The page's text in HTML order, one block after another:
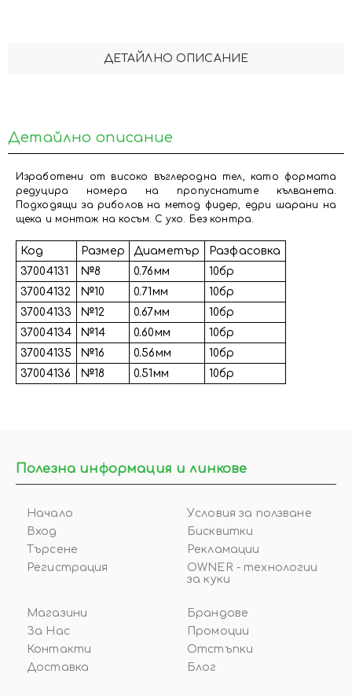
ДЕТАЙЛНО ОПИСАНИЕ
Детайлно описание
Изработени от високо въглеродна тел, като формата
редуцира номера на пропуснатите кълванета.
Подходящи за риболов на метод фидер, едри шарани на
щека и монтаж на косъм. С ухо. Без контра.
Код Размер Диаметър
Разфасовка
37004131
№8 0.76мм
10бр
37004132
№10 0.71мм
10бр
37004133
№12 0.67мм
10бр
37004134
№14 0.60мм
10бр
37004135
№16 0.56мм
10бр
37004136
№18 0.51мм 10бр
Полезна информация и линкове
Начало
Вход
Търсене
Регистрация
Условия за ползване
Бисквитки
Рекламации
OWNER - технологии
за куки
Магазини
За Нас
Контакти
Доставка
Брандове
Промоции
Отстъпки
Блог